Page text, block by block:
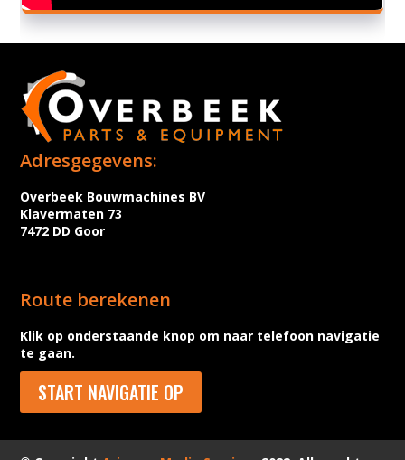
Adresgegevens:
Overbeek Bouwmachines BV
Klavermaten 73
7472 DD Goor
Route berekenen
Klik op onderstaande knop om naar telefoon navigatie
te gaan.
START NAVIGATIE OP